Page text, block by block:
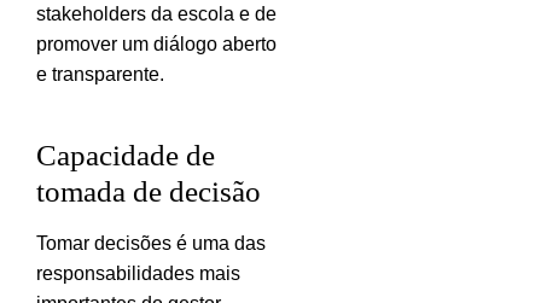
stakeholders da escola e de
promover um diálogo aberto
e transparente.
Capacidade de
tomada de decisão
Tomar decisões é uma das
responsabilidades mais